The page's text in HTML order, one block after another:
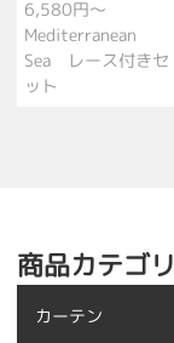
6,580円～
Mediterranean
Sea レース付きセ
ット
商品カテゴリ
カーテン